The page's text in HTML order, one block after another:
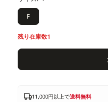
F
残り在庫数1
11,000円以上で送料無料